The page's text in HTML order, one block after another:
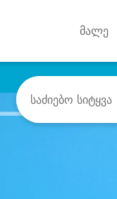
მალე